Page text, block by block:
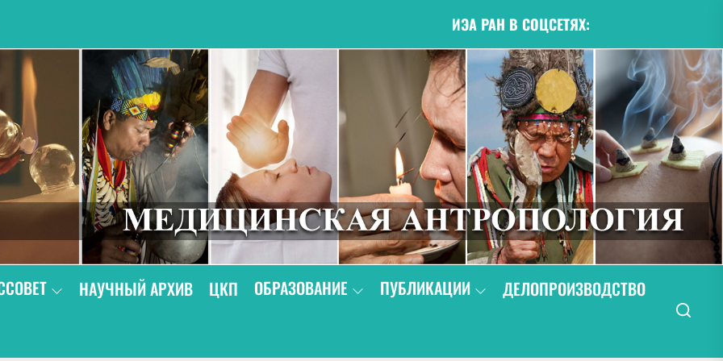
ИЭА РАН В СОЦСЕТЯХ:
НАУЧНЫЙ АРХИВ ЦКП ОБРАЗОВАНИЕ ПУБЛИКАЦИИ
ДЕЛОПРОИЗВОДСТВО